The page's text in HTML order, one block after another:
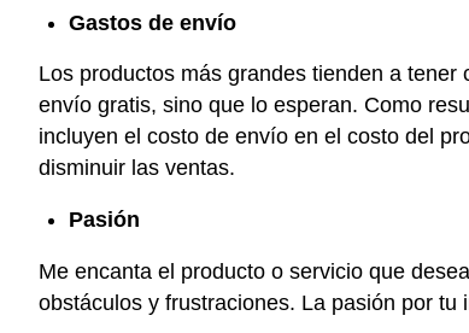
Gastos de envío
Los productos más grandes tienden a
envío gratis, sino que lo esperan. Como
incluyen el costo de envío en el costo del
disminuir las ventas.
Pasión
Me encanta el producto o servicio que
obstáculos y frustraciones. La pasión por